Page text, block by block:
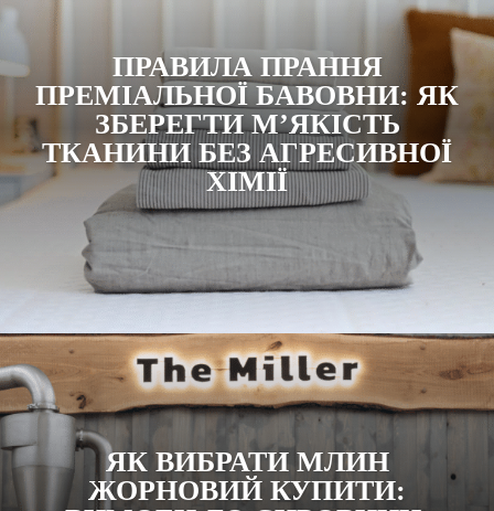
ПРАВИЛА ПРАННЯ
ПРЕМІАЛЬНОЇ БАВОВНИ: ЯК
ЗБЕРЕГТИ М’ЯКІСТЬ
ТКАНИНИ БЕЗ АГРЕСИВНОЇ
ХІМІЇ
ЯК ВИБРАТИ МЛИН
ЖОРНОВИЙ КУПИТИ: